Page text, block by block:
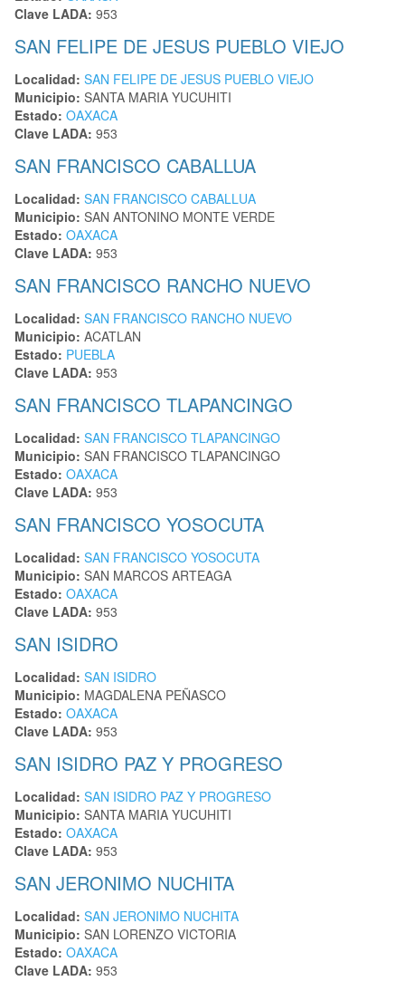
Clave LADA: 953
SAN FELIPE DE JESUS PUEBLO VIEJO
Localidad: SAN FELIPE DE JESUS PUEBLO VIEJO
Municipio: SANTA MARIA YUCUHITI
Estado: OAXACA
Clave LADA: 953
SAN FRANCISCO CABALLUA
Localidad: SAN FRANCISCO CABALLUA
Municipio: SAN ANTONINO MONTE VERDE
Estado: OAXACA
Clave LADA: 953
SAN FRANCISCO RANCHO NUEVO
Localidad: SAN FRANCISCO RANCHO NUEVO
Municipio: ACATLAN
Estado: PUEBLA
Clave LADA: 953
SAN FRANCISCO TLAPANCINGO
Localidad: SAN FRANCISCO TLAPANCINGO
Municipio: SAN FRANCISCO TLAPANCINGO
Estado: OAXACA
Clave LADA: 953
SAN FRANCISCO YOSOCUTA
Localidad: SAN FRANCISCO YOSOCUTA
Municipio: SAN MARCOS ARTEAGA
Estado: OAXACA
Clave LADA: 953
SAN ISIDRO
Localidad: SAN ISIDRO
Municipio: MAGDALENA PEÑASCO
Estado: OAXACA
Clave LADA: 953
SAN ISIDRO PAZ Y PROGRESO
Localidad: SAN ISIDRO PAZ Y PROGRESO
Municipio: SANTA MARIA YUCUHITI
Estado: OAXACA
Clave LADA: 953
SAN JERONIMO NUCHITA
Localidad: SAN JERONIMO NUCHITA
Municipio: SAN LORENZO VICTORIA
Estado: OAXACA
Clave LADA: 953